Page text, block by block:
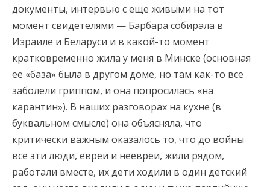
документы, интервью с еще живыми на тот
момент свидетелями — Барбара собирала в
Израиле и Беларуси и в какой-то момент
кратковременно жила у меня в Минске (основная
ее «база» была в другом доме, но там как-то все
заболели гриппом, и она попросилась «на
карантин»). В наших разговорах на кухне (в
буквальном смысле) она объясняла, что
критически важным оказалось то, что до войны
все эти люди, евреи и неевреи, жили рядом,
работали вместе, их дети ходили в один детский